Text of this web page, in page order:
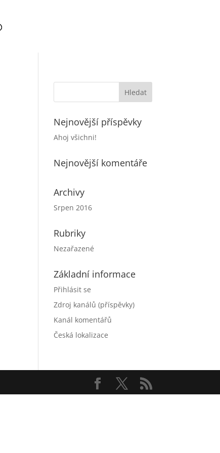
Nejnovější příspěvky
Ahoj všichni!
Nejnovější komentáře
Archivy
Srpen 2016
Rubriky
Nezařazené
Základní informace
Přihlásit se
Zdroj kanálů (příspěvky)
Kanál komentářů
Česká lokalizace